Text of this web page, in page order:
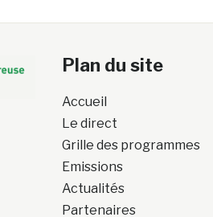
Plan du site
Accueil
Le direct
Grille des programmes
Emissions
Actualités
Partenaires